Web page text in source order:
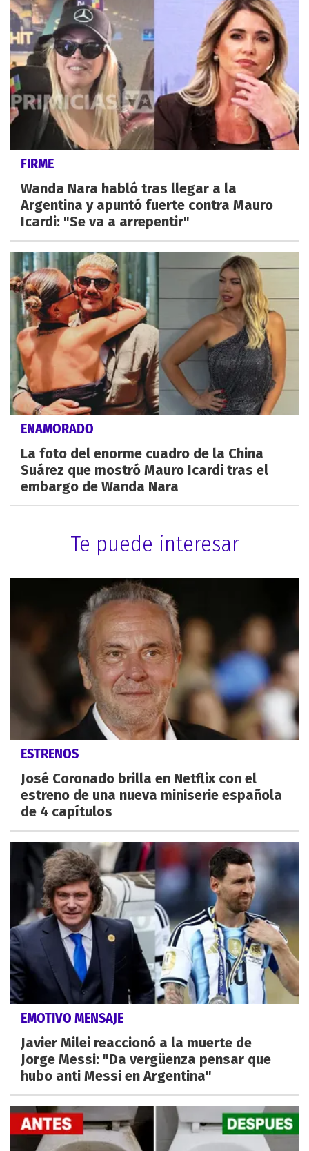
FIRME
Wanda Nara habló tras llegar a la
Argentina y apuntó fuerte contra Mauro
Icardi: "Se va a arrepentir"
ENAMORADO
La foto del enorme cuadro de la China
Suárez que mostró Mauro Icardi tras el
embargo de Wanda Nara
Te puede interesar
ESTRENOS
José Coronado brilla en Netflix con el
estreno de una nueva miniserie española
de 4 capítulos
EMOTIVO MENSAJE
Javier Milei reaccionó a la muerte de
Jorge Messi: "Da vergüenza pensar que
hubo anti Messi en Argentina"